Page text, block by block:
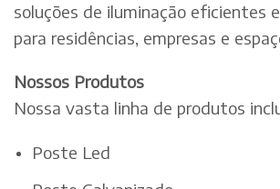
soluções de iluminação eficientes
para residências, empresas e
Nossos Produtos
Nossa vasta linha de produtos
Poste Led